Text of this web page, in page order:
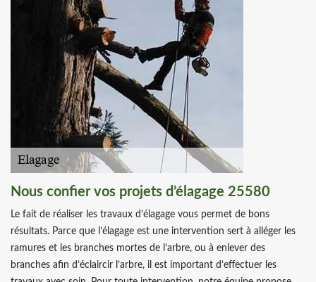
Nous confier vos projets d’élagage 25580
Le fait de réaliser les travaux d’élagage vous permet de bons
résultats. Parce que l’élagage est une intervention sert à alléger les
ramures et les branches mortes de l’arbre, ou à enlever des
branches afin d’éclaircir l’arbre, il est important d’effectuer les